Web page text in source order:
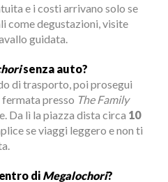
e i costi arrivano solo se
come degustazioni, visite
guidata.
senza auto?
di trasporto, poi prosegui
fermata presso The Family
Da lì la piazza dista circa 10
se viaggi leggero e non ti
di Megalochori?